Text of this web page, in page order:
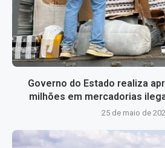
Governo do Estado realiza
milhões em mercadorias
25 de maio de